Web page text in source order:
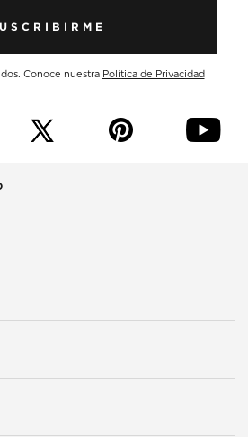
Conoce nuestra Política de Privacidad
p y